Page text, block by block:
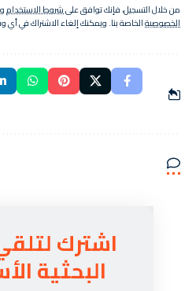
من خلال التسجيل، فإنك توافق علىشروط الاستخدام
الخصوصيةالخاصة بنا. ويمكنك إلغاء الاشتراك في أي
اشترك
البحثية